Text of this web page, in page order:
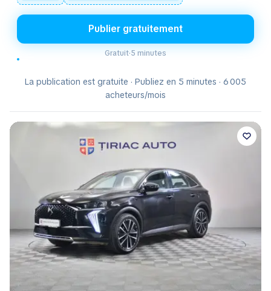
Publier gratuitement
Gratuit·5 minutes
La publication est gratuite · Publiez en 5 minutes · 6 005
acheteurs/mois